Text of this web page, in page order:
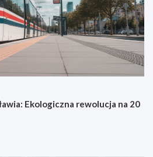
Ekologiczna rewolucja na 20